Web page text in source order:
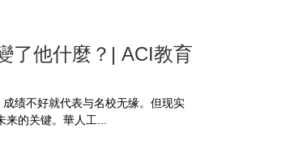
了他什麼？| ACI教育
绩不好就代表与名校无缘。但现实
的关键。華人工...